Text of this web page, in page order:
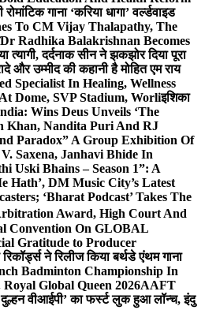
गाना ‘करिया धागा’ वर्ल्डवाइड
To CM Vijay Thalapathy, The
Dr Radhika Balakrishnan Becomes
त्यागी, दर्दनाक सीन ने झकझोर दिया पूरा
और उम्मीद की कहानी है मोहित एम राय
Specialist In Healing, Wellness
Dome, SVP Stadium, Worliइशिका
Wins Deus Unveils ‘The
Khan, Nandita Puri And RJ
Paradox” A Group Exhibition Of
Saxena, Janhavi Bhide In
Uski Bhains – Season 1”: A
Hath’, DM Music City’s Latest
‘Bharat Podcast’ Takes The
Award, High Court And
Convention On GLOBAL
Gratitude to Producer
ने रिलीज किया बर्थडे एंथम गाना
Badminton Championship In
Global Queen 2026AAFT
दुल्हन वीआईपी’ का फर्स्ट लुक हुआ लॉन्च, इंदु